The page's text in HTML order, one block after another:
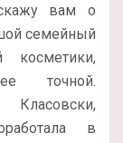
вам о
семейный
косметики,
точной.
в